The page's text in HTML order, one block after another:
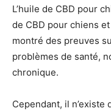
L’huile de CBD pour
de CBD pour chiens
montré des preuves
problèmes de santé,
chronique.
Cependant, il